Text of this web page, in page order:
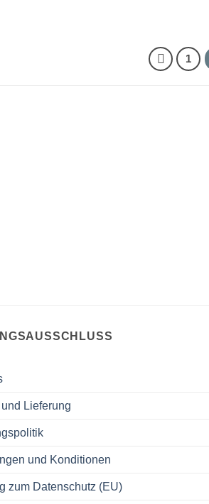
1
Lieferung
und Konditionen
zum Datenschutz (EU)